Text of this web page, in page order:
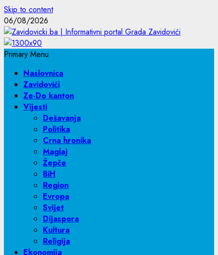
Skip to content
06/08/2026
Primary Menu
Naslovnica
Zavidovići
Ze-Do kanton
Vijesti
Dešavanja
Politika
Crna hronika
Maglaj
Žepče
BiH
Region
Evropa
Svijet
Dijaspora
Kultura
Religija
Ekonomija